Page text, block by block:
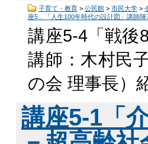
子育て・教育> 公民館> 市民大学>
座5．「人生100年時代の設計図」講師陣
講座5-4「戦後
講師：木村民
の会 理事長）
講座5-1「